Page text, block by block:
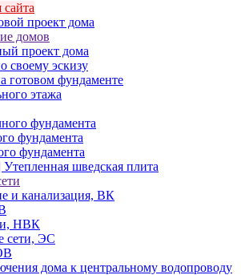
проект дома
домов
проект дома
своему эскизу
готовом фундаменте
этажа
фундамента
фундамента
фундамента
шведская плита
и канализация, ВК
НВК
сети, ЭС
дома к центральному водопроводу